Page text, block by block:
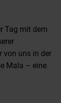
Tag mit dem
von uns in der
Mala – eine